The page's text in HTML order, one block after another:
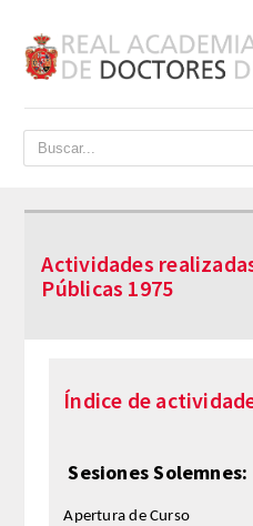
ACADEMIA
DATOS HISTÓRICOS
HISTORIA
Actividades
Públicas 1975
Índice de
Sesiones Solemnes:
Apertura de Curso